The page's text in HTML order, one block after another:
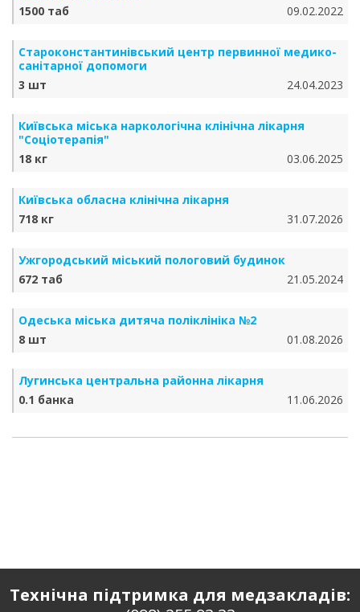
1500 таб
09.02.2022
Староконстантинівський центр первинної медико-
санітарної допомоги
3 шт
24.04.2023
Київська міська наркологічна клінічна лікарня
"Соціотерапія"
18 кг
03.06.2025
Київська обласна клінічна лікарня
718 кг
31.07.2026
Ужгородський міський пологовий будинок
672 таб
21.05.2024
Одеська міська дитяча поліклініка №2
8 шт
01.08.2026
Лугинська центральна районна лікарня
0.1 банка
11.06.2026
Технічна підтримка для медзакладів: